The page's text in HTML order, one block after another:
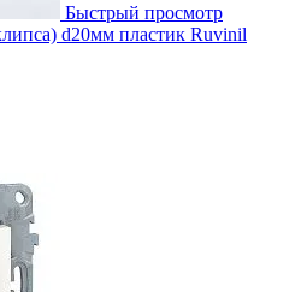
Быстрый просмотр
d20мм пластик Ruvinil